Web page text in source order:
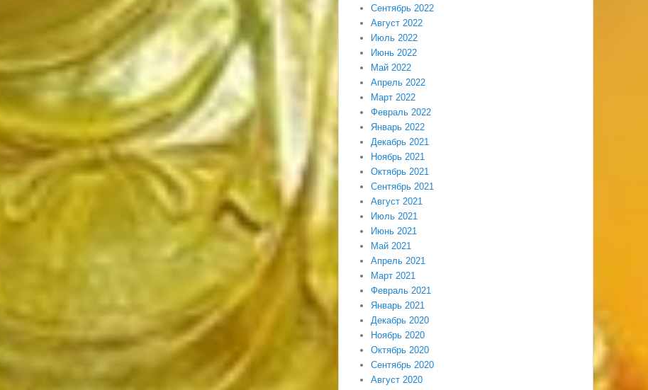
Сентябрь 2022
Август 2022
Июль 2022
Июнь 2022
Май 2022
Апрель 2022
Март 2022
Февраль 2022
Январь 2022
Декабрь 2021
Ноябрь 2021
Октябрь 2021
Сентябрь 2021
Август 2021
Июль 2021
Июнь 2021
Май 2021
Апрель 2021
Март 2021
Февраль 2021
Январь 2021
Декабрь 2020
Ноябрь 2020
Октябрь 2020
Сентябрь 2020
Август 2020